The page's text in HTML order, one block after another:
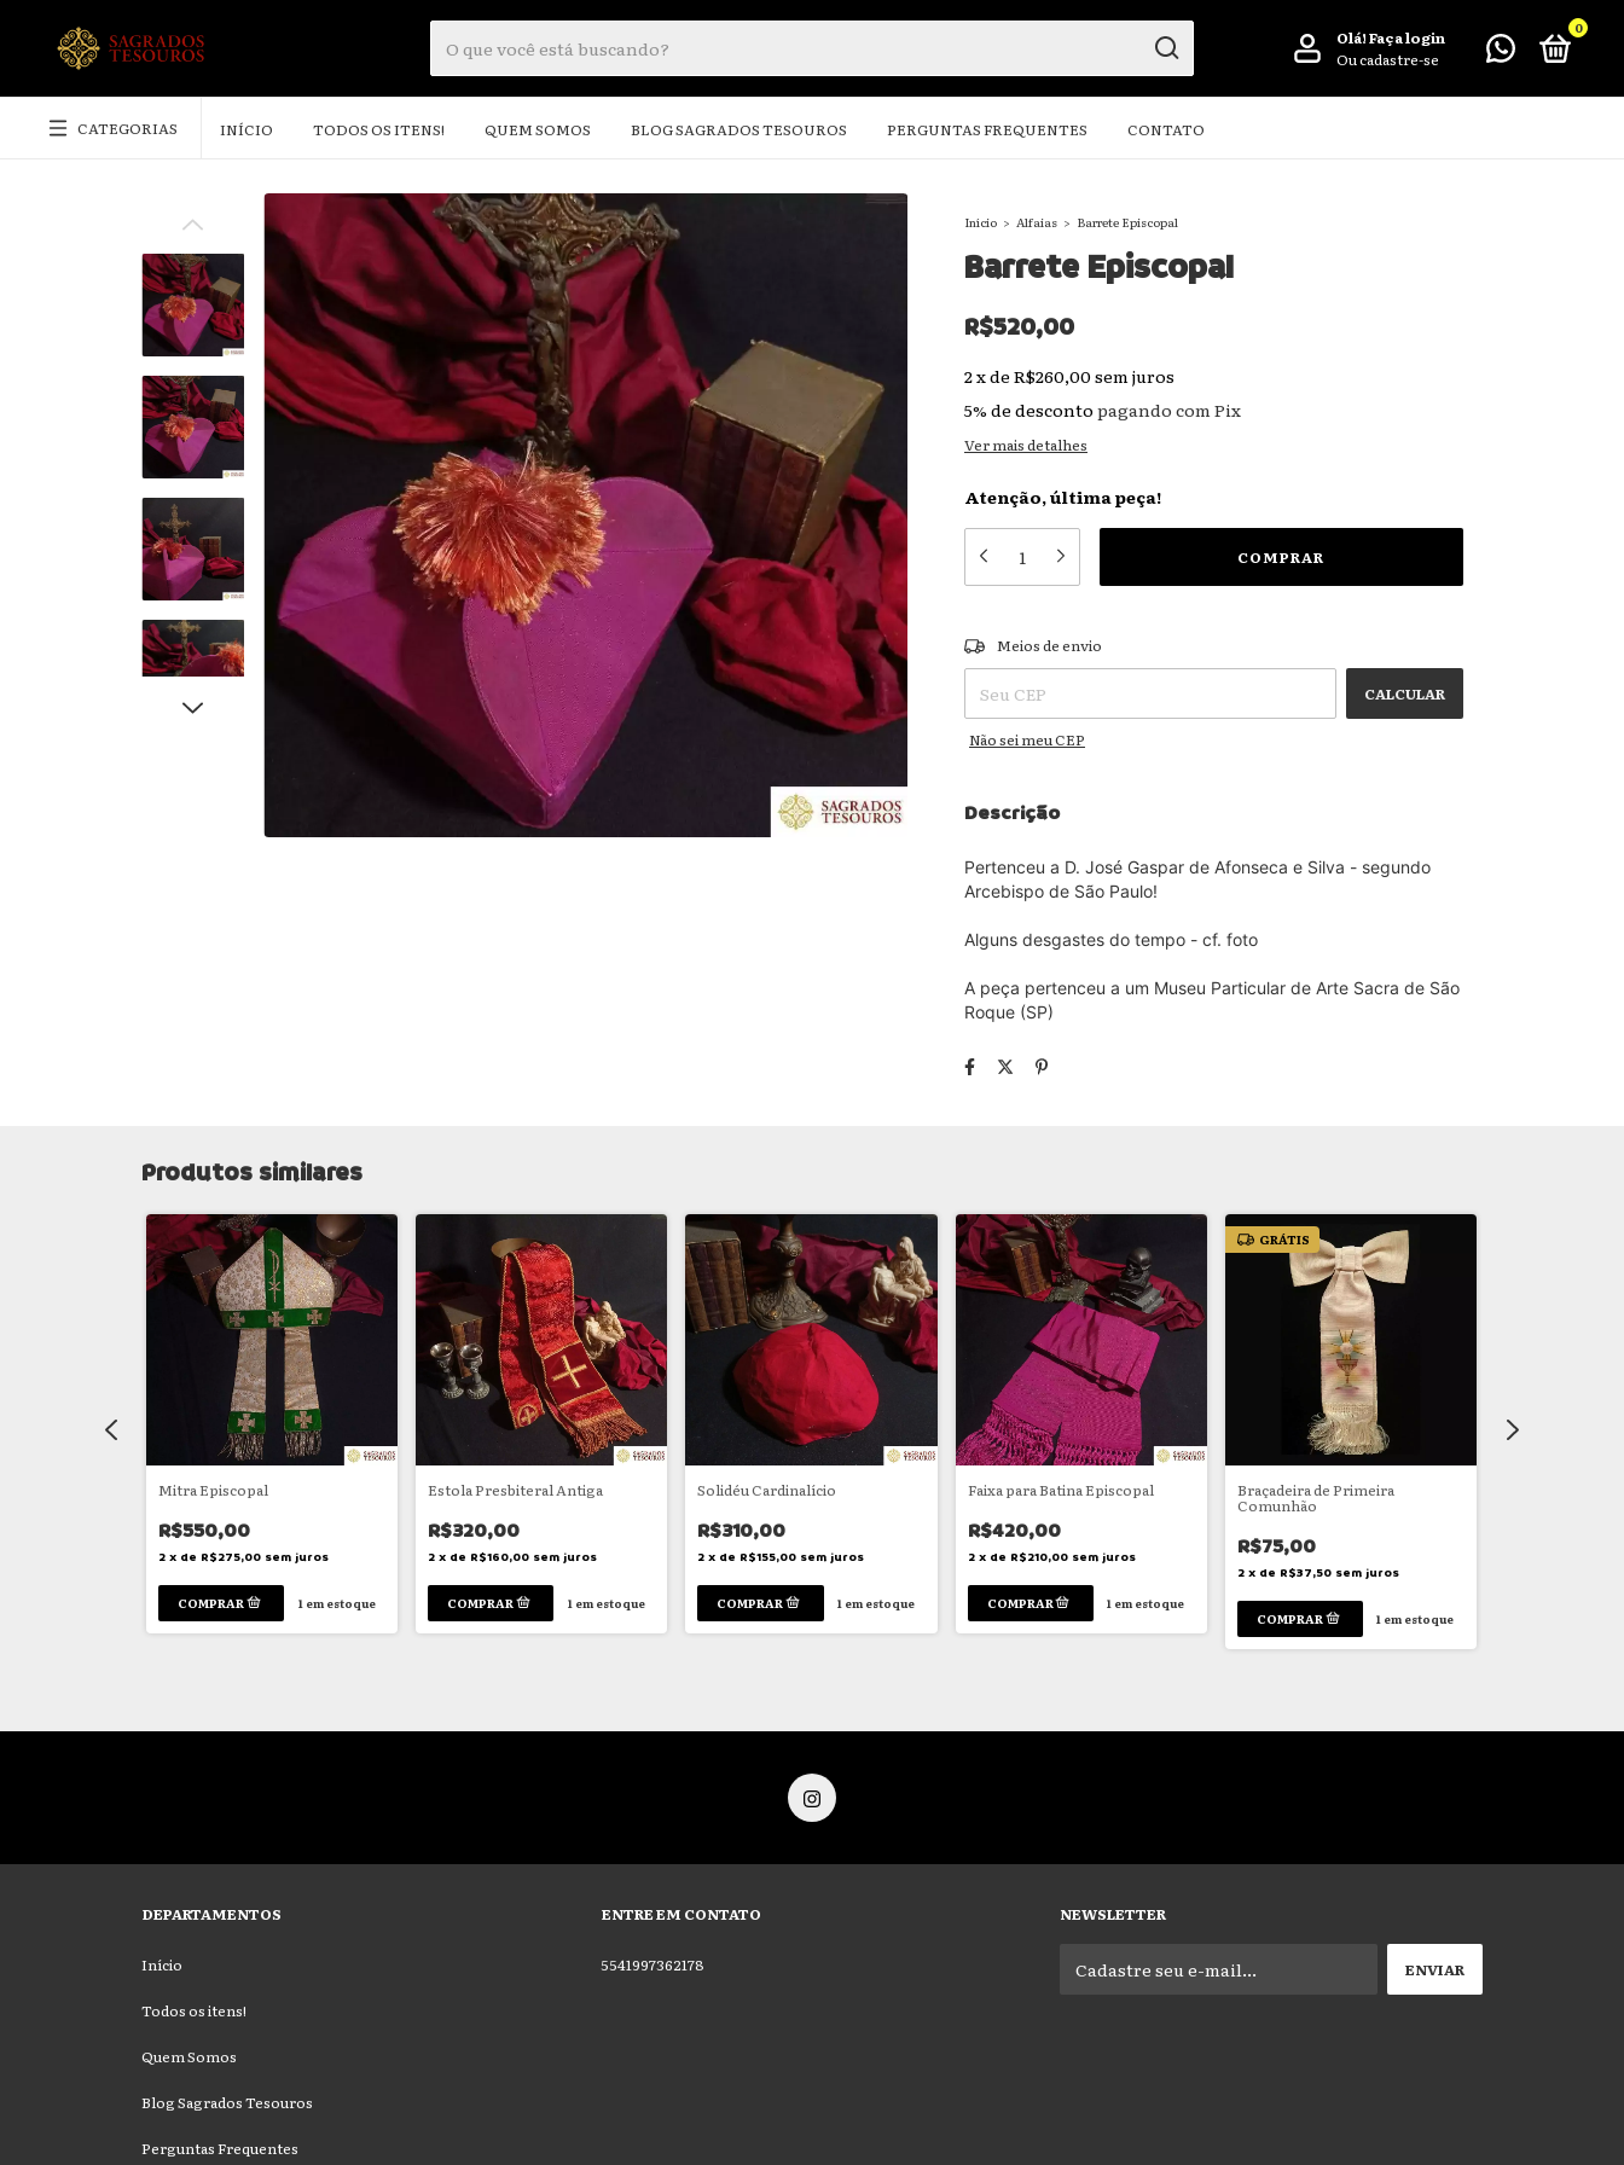
Olá!Faça login
Ou cadastre-se
0
CATEGORIAS INÍCIO TODOS OS ITENS! QUEM SOMOS BLOG SAGRADOS TESOUROS PERGUNTAS FREQUENTES CONTATO
Início > Alfaias > Barrete Episcopal
Barrete Episcopal
R$520,00
2xde R$260,00 sem juros
5% de desconto pagando com Pix
Ver mais detalhes
Atenção, última peça!
Entregas para o CEP:
Meios de envio
CALCULAR
Não sei meu CEP
Descrição
Pertenceu a D. José Gaspar de Afonseca e Silva - segundo
Arcebispo de São Paulo!
Alguns desgastes do tempo - cf. foto
A peça pertenceu a um Museu Particular de Arte Sacra de São
Roque (SP)
Produtos similares
Mitra Episcopal
R$550,00
2 x de R$275,00 sem juros
1em estoque
Estola Presbiteral Antiga
R$320,00
2 x de R$160,00 sem juros
1em estoque
Solidéu Cardinalício
R$310,00
2 x de R$155,00 sem juros
1 em estoque
Faixa para Batina Episcopal
R$420,00
2 x de R$210,00 sem juros
1 em estoque
GRÁTIS
Braçadeira de Primeira
Comunhão
R$75,00
2 x de R$37,50 sem juros
1 em estoque
DEPARTAMENTOS
Início
Todos os itens!
Quem Somos
Blog Sagrados Tesouros
Perguntas Frequentes
ENTRE EM CONTATO
5541997362178
NEWSLETTER